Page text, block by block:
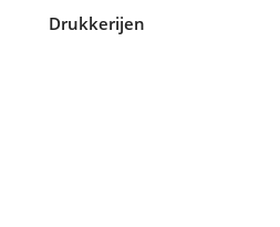
Drukkerijen